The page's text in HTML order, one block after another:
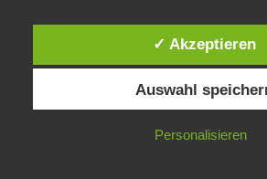
Videos
Von der Redaktion empfohlen
Diese Website verwendet Cookies. Durch die
Website stimmst du der Verwendung von
IN ORDNUNG
✓ Akzeptieren
Auswahl
Personalisieren